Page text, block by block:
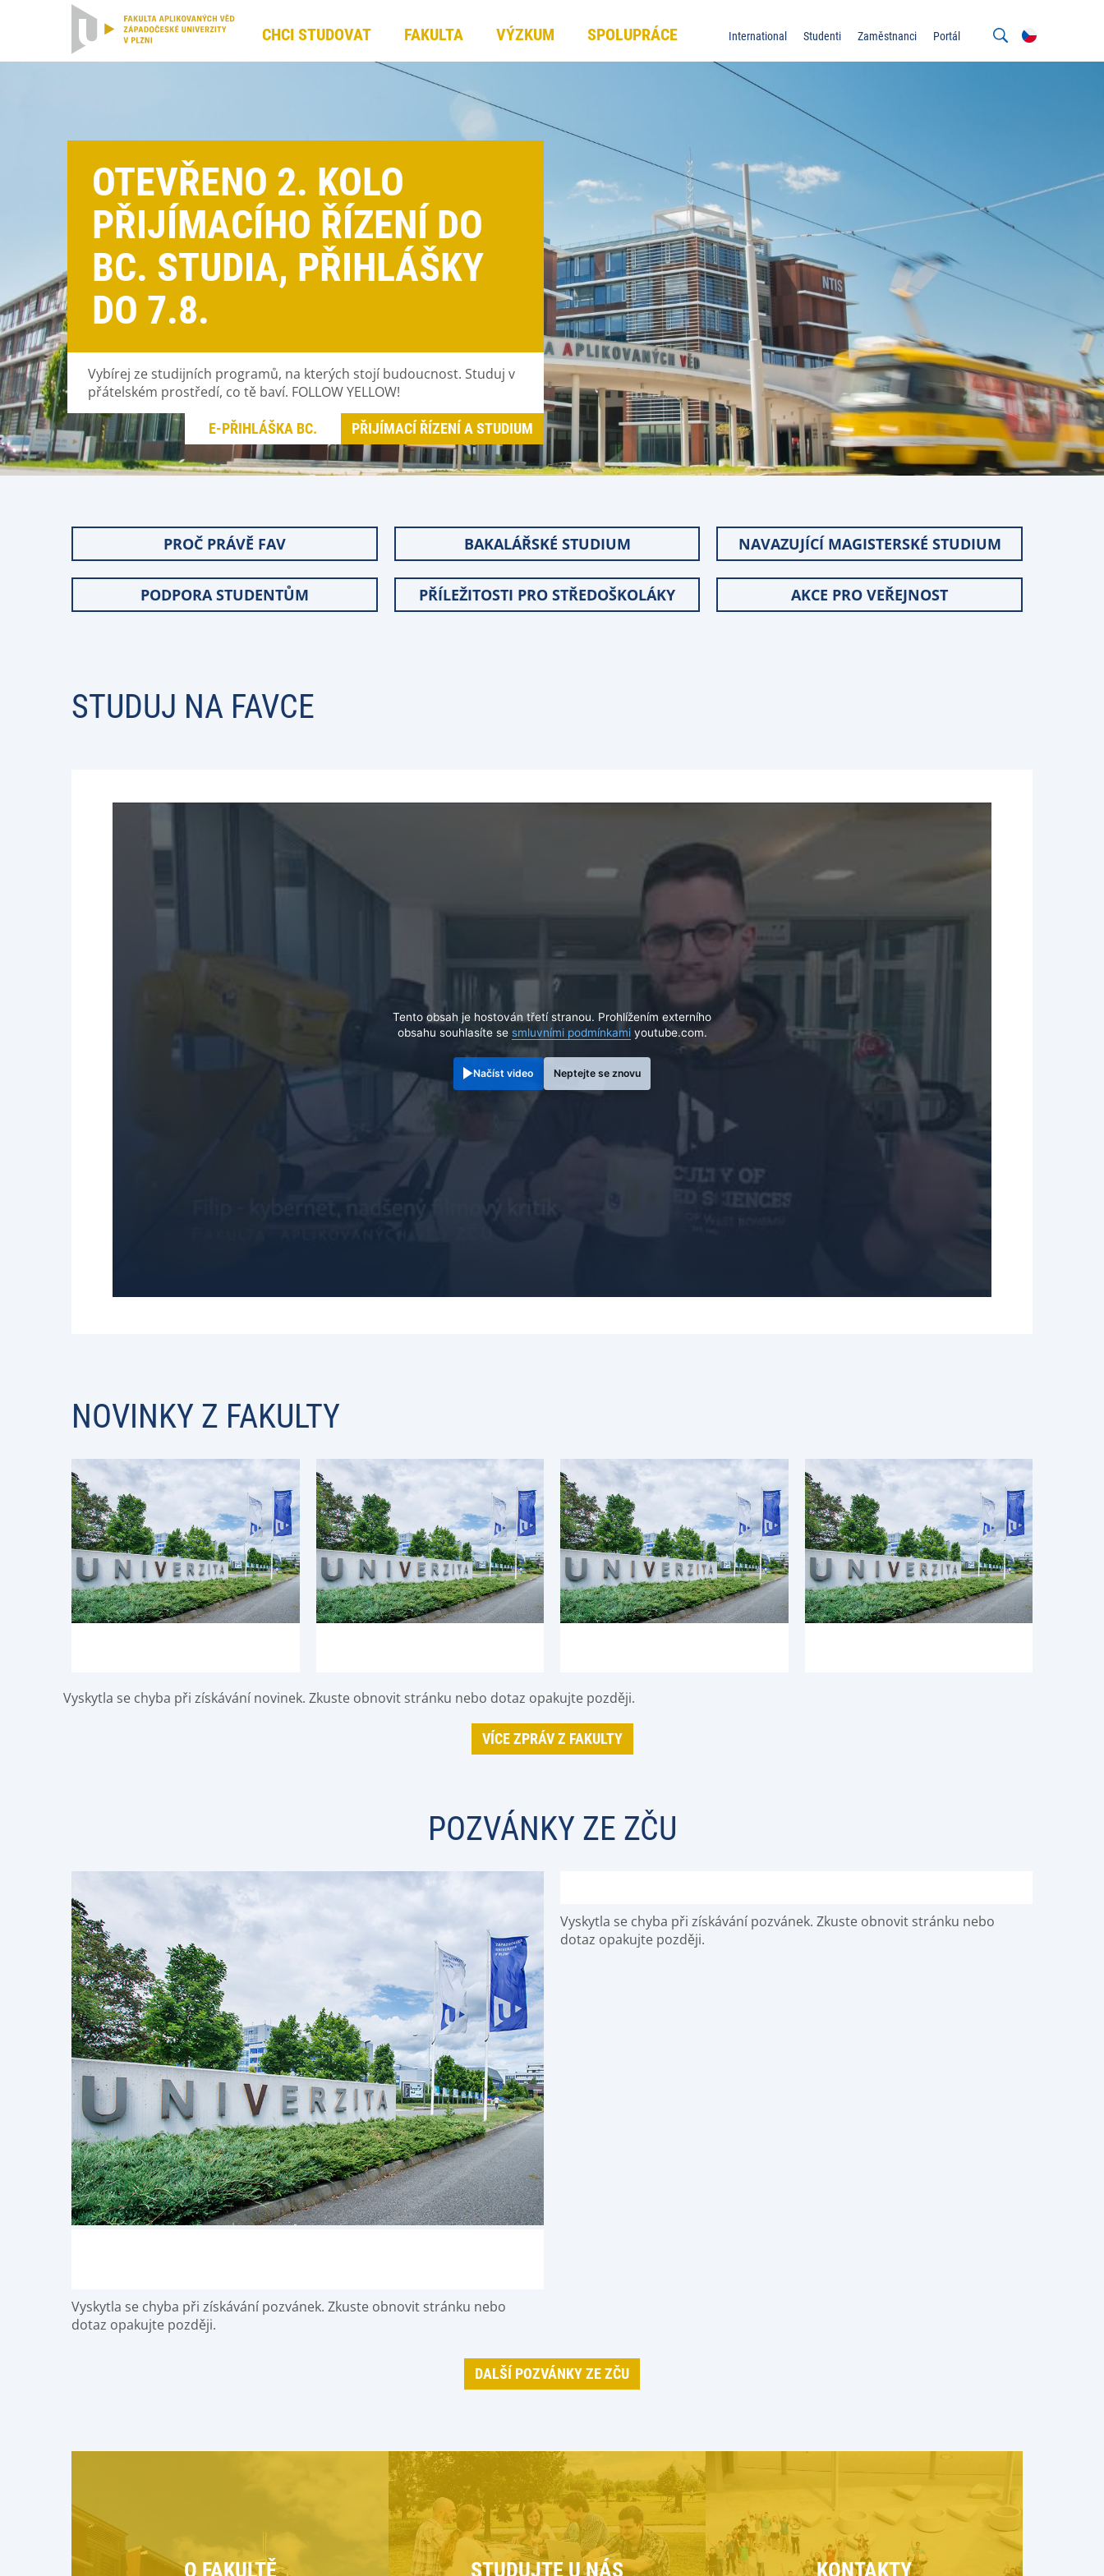
CHCI STUDOVAT FAKULTA VÝZKUM SPOLUPRÁCE International Studenti Zaměstnanci Portál
OTEVŘENO 2. KOLO
PŘIJÍMACÍHO ŘÍZENÍ DO
BC. STUDIA, PŘIHLÁŠKY
DO 7.8.
Vybírej ze studijních programů, na kterých stojí budoucnost. Studuj v
přátelském prostředí, co tě baví. FOLLOW YELLOW!
PŘIJÍMACÍ ŘÍZENÍ A STUDIUM
E-PŘIHLÁŠKA BC.
PROČ PRÁVĚ FAV BAKALÁŘSKÉ STUDIUM NAVAZUJÍCÍ MAGISTERSKÉ STUDIUM
PODPORA STUDENTŮM PŘÍLEŽITOSTI PRO STŘEDOŠKOLÁKY AKCE PRO VEŘEJNOST
STUDUJ NA FAVCE
Tento obsah je hostován třetí stranou. Prohlížením externího
obsahu souhlasíte se smluvními podmínkamiyoutube.com.
Načíst video Neptejte se znovu
NOVINKY Z FAKULTY
Vyskytla se chyba při získávání novinek. Zkuste obnovit stránku nebo dotaz opakujte později.
VÍCE ZPRÁV Z FAKULTY
POZVÁNKY ZE ZČU
Vyskytla se chyba při získávání pozvánek. Zkuste obnovit stránku nebo
dotaz opakujte později.
Vyskytla se chyba při získávání pozvánek. Zkuste obnovit stránku nebo
dotaz opakujte později.
DALŠÍ POZVÁNKY ZE ZČU
O FAKULTĚ STUDUJTE U NÁS KONTAKTY